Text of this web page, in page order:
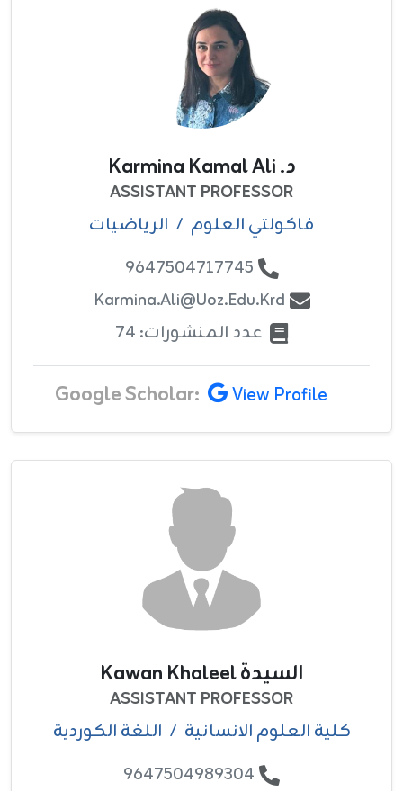
د. Karmina Kamal Ali
ASSISTANT PROFESSOR
فاکولتي العلوم / الرياضيات
9647504717745
Karmina.ali@uoz.edu.krd
عدد المنشورات: 74
Google Scholar: View Profile
السيدة Kawan Khaleel
ASSISTANT PROFESSOR
كلية العلوم الانسانية / اللغة الكوردية
9647504989304